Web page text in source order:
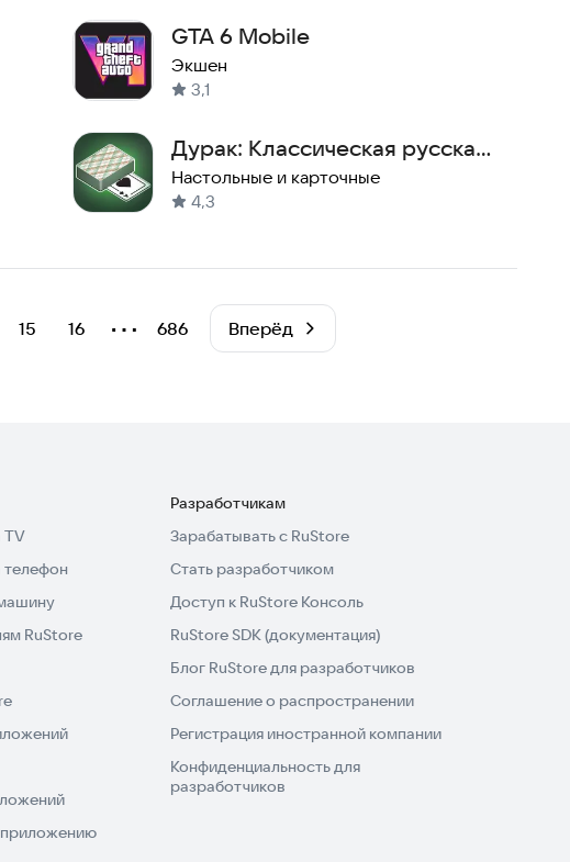
GTA 6 Mobile
Экшен
3,1
Дурак: Классическая русская
карточная игра
Настольные и карточные
4,3
15 16 ⋯ 686 Вперёд
TV
телефон
RuStore
приложению
Разработчикам
Зарабатывать с RuStore
Стать разработчиком
Доступ к RuStore Консоль
RuStore SDK (документация)
Блог RuStore для разработчиков
Соглашение о распространении
Регистрация иностранной компании
Конфиденциальность для
разработчиков